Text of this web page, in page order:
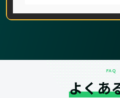
FAQ
よくあ